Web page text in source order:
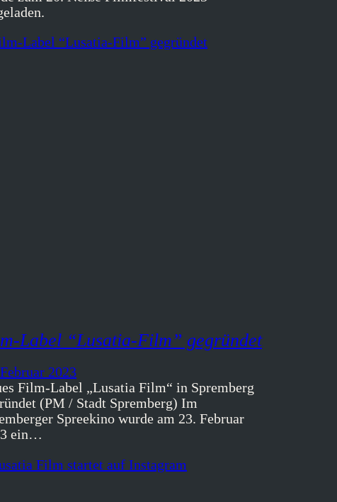
Label “Lusatia-Film” gegründet
2023
Film-Label „Lusatia Film“ in Spremberg
(PM / Stadt Spremberg) Im
Spreekino wurde am 23. Februar
ein…